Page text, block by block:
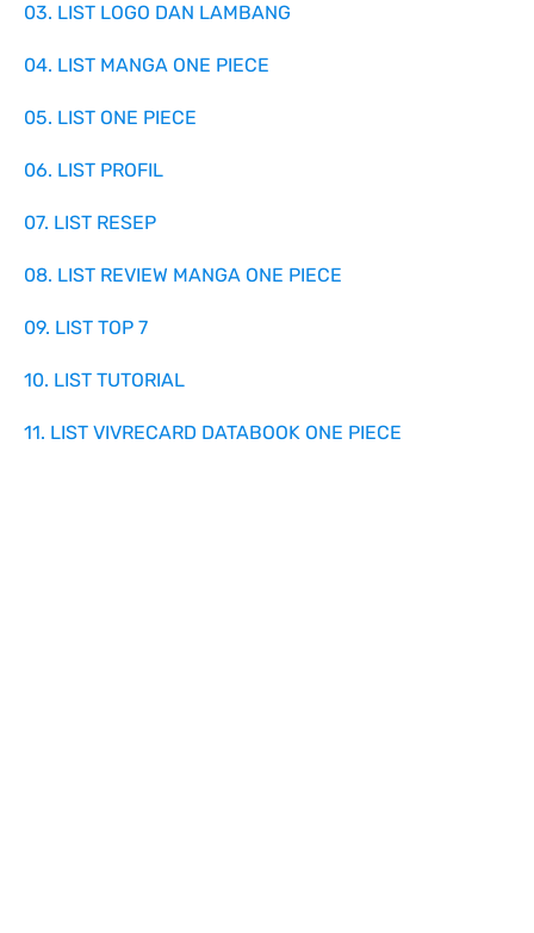
03. LIST LOGO DAN LAMBANG
04. LIST MANGA ONE PIECE
05. LIST ONE PIECE
06. LIST PROFIL
07. LIST RESEP
08. LIST REVIEW MANGA ONE PIECE
09. LIST TOP 7
10. LIST TUTORIAL
11. LIST VIVRECARD DATABOOK ONE PIECE